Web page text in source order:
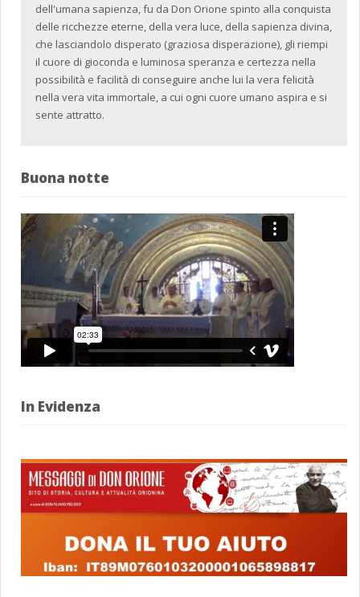
dell'umana sapienza, fu da Don Orione spinto alla conquista
delle ricchezze eterne, della vera luce, della sapienza divina,
che lasciandolo disperato (graziosa disperazione), gli riempi
il cuore di gioconda e luminosa speranza e certezza nella
possibilità e facilità di conseguire anche lui la vera felicità
nella vera vita immortale, a cui ogni cuore umano aspira e si
sente attratto.
Buona notte
In Evidenza